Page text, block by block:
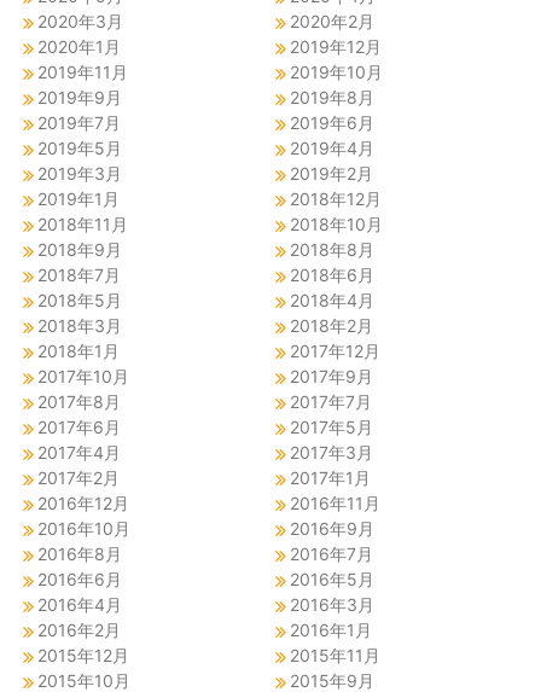
2020年3月
2020年2月
2020年1月
2019年12月
2019年11月
2019年10月
2019年9月
2019年8月
2019年7月
2019年6月
2019年5月
2019年4月
2019年3月
2019年2月
2019年1月
2018年12月
2018年11月
2018年10月
2018年9月
2018年8月
2018年7月
2018年6月
2018年5月
2018年4月
2018年3月
2018年2月
2018年1月
2017年12月
2017年10月
2017年9月
2017年8月
2017年7月
2017年6月
2017年5月
2017年4月
2017年3月
2017年2月
2017年1月
2016年12月
2016年11月
2016年10月
2016年9月
2016年8月
2016年7月
2016年6月
2016年5月
2016年4月
2016年3月
2016年2月
2016年1月
2015年12月
2015年11月
2015年10月
2015年9月